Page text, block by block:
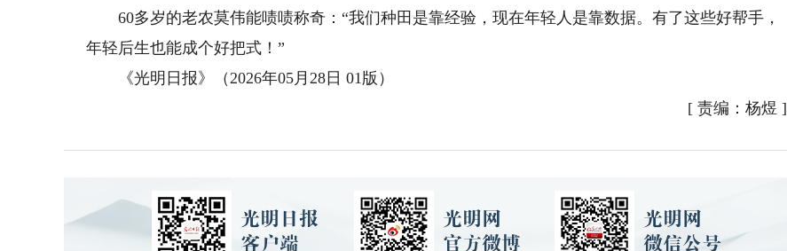
60多岁的老农莫伟能啧啧称奇：“我们种田是靠经验，现在年轻人是靠数据。有了这些好帮手，
年轻后生也能成个好把式！”
《光明日报》（2026年05月28日 01版）
[ 责编：杨煜 ]